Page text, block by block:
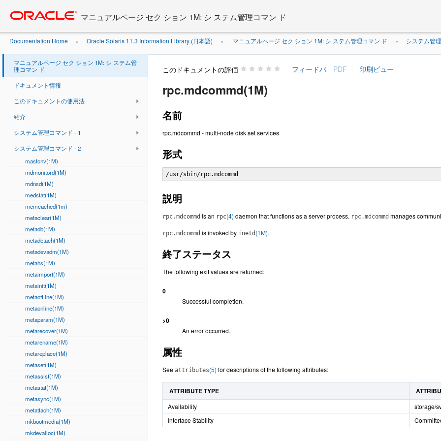
content
マニュアルページ セク ション 1M: シ ステム管理コマン ド
Documentation Home » Oracle Solaris 11.3 Information Library (日本語) » マニュアルページ セク ション 1M: シ ステム管理コマン ド » システム管
マニュアルページ セク ション 1M: シ ステム管
理コマン ド
ドキュメント情報
このドキュメントの使用法
紹介
システム管理コマンド - 1
システム管理コマンド - 2
masfcnv(1M)
mdmonitord(1M)
mdnsd(1M)
medstat(1M)
memcached(1m)
metaclear(1M)
metadb(1M)
metadetach(1M)
metadevadm(1M)
metahs(1M)
metaimport(1M)
metainit(1M)
metaoffline(1M)
metaonline(1M)
metaparam(1M)
metarecover(1M)
metarename(1M)
metareplace(1M)
metaset(1M)
metassist(1M)
metastat(1M)
metasync(1M)
metattach(1M)
mkbootmedia(1M)
mkdevalloc(1M)
このドキュメントの評価
rpc.mdcommd(1M)
名前
rpc.mdcommd - multi-node disk set services
形式
/usr/sbin/rpc.mdcommd
説明
rpc.mdcommd is an rpc(4) daemon that functions as a server process. rpc.mdcommd manages
rpc.mdcommd is invoked by inetd (1M).
終了ステータス
The following exit values are returned:
0
Successful completion.
>0
An error occurred.
属性
See attributes(5) for descriptions of the following attributes:
ATTRIBUTE TYPE
Availability
storage/
Interface Stability